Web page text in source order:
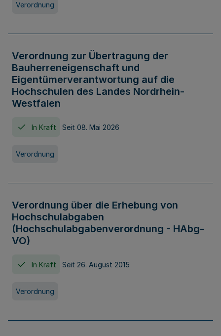
Verordnung
Verordnung zur Übertragung der
Bauherreneigenschaft und
Eigentümerverantwortung auf die
Hochschulen des Landes Nordrhein-
Westfalen
In Kraft Seit 08. Mai 2026
Verordnung
Verordnung über die Erhebung von
Hochschulabgaben
(Hochschulabgabenverordnung - HAbg-
VO)
In Kraft Seit 26. August 2015
Verordnung